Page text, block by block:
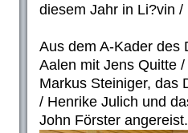
diesem Jahr in Li?vin /
Aus dem A-Kader des
Aalen mit Jens Quitte
Markus Steiniger, das
/ Henrike Julich und
John Förster